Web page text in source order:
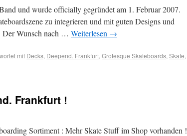
und wurde officially gegründet am 1. Februar 2007.
zu integrieren und mit guten Designs und
Der Wunsch nach … Weiterlesen →
mit Decks, Deepend. Frankfurt, Grotesque Skateboards, Skate,
Frankfurt !
Sortiment : Mehr Skate Stuff im Shop vorhanden !